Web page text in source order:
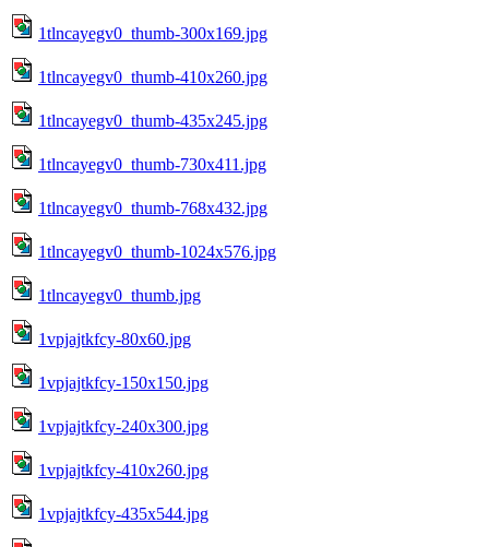
1tlncayegv0_thumb-300x169.jpg
1tlncayegv0_thumb-410x260.jpg
1tlncayegv0_thumb-435x245.jpg
1tlncayegv0_thumb-730x411.jpg
1tlncayegv0_thumb-768x432.jpg
1tlncayegv0_thumb-1024x576.jpg
1tlncayegv0_thumb.jpg
1vpjajtkfcy-80x60.jpg
1vpjajtkfcy-150x150.jpg
1vpjajtkfcy-240x300.jpg
1vpjajtkfcy-410x260.jpg
1vpjajtkfcy-435x544.jpg